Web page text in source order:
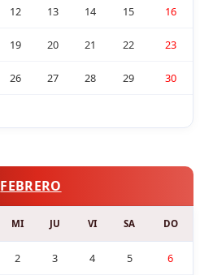
12 13 14 15 16
19 20 21 22 23
26 27 28 29 30
FEBRERO
MI JU VI SA DO
2 3 4 5 6